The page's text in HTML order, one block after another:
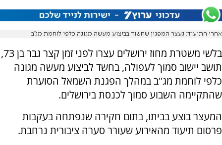
אחרי התיעוד: נעצר המפגין שחשוד בביצוע מעשה מגונה כלפי לוחמת מג"ב
בלשי משטרת מחוז ירושלים עצרו לפני זמן קצר גבר בן 73,
תושב יישוב סמוך לעפולה, בחשד לביצוע מעשה מגונה
כלפי לוחמת מג"ב במהלך הפגנת השמאל הסוערת
שהתקיימה השבוע סמוך לכנסת בירושלים.
המעצר בוצע בביתו, בתום חקירה שנפתחה בעקבות
פרסום תיעוד מהאירוע שעורר סערה ציבורית נרחבת.